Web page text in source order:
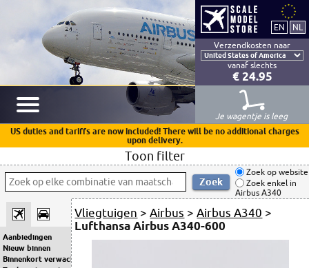
Verzendkosten naar
vanaf slechts
€ 24.95
Je wagentje is leeg
US duties and tariffs are now included! There will be no additional charges
upon delivery.
Toon filter
Zoek op website
Zoek enkel in
Airbus A340
Aanbiedingen
Nieuw binnen
Binnenkort verwacht
Vliegtuigen >Airbus >Airbus A340 >
Lufthansa Airbus A340-600